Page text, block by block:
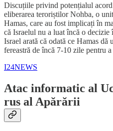
Discuțiile privind potențialul
eliberarea teroriștilor Nohba, o
Hamas, care au fost implicați în
că Israelul nu a luat încă o
Israel arată că odată ce Hamas dă
fereastră de încă 7-10 zile pentru
I24NEWS
Atac informatic al
rus al Apărării